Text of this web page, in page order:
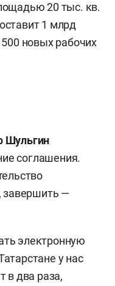
20 тыс. кв.
1 млрд
новых рабочих
Шульгин
соглашения.
завершить —
электронную
у нас
в два раза,